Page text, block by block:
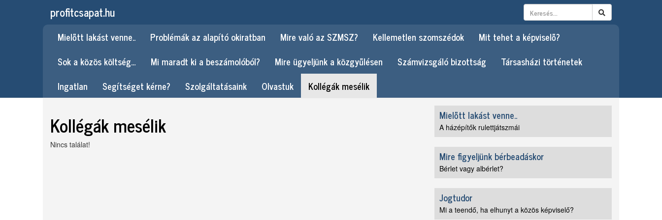
profitcsapat.hu
Mielőtt lakást venne.. Problémák az alapító okiratban Mire való az SZMSZ? Kellemetlen szomszédok
Mit tehet a képviselő?
Sok a közös költség…
Mi maradt ki a beszámolóból? Mire ügyeljünk a közgyűlésen Számvizsgáló bizottság
Társasházi történetek
Ingatlan
Segítséget kérne? Szolgáltatásaink Olvastuk Kollégák mesélik
Kollégák mesélik
Nincs találat!
Mielőtt lakást venne..
A házépítők rulettjátszmái
Mire figyeljünk bérbeadáskor
Bérlet vagy albérlet?
Jogtudor
Mi a teendő, ha elhunyt a közös képviselő?